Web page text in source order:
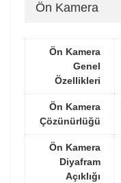
Ön Kamera
Ön Kamera
Genel
Özellikleri
Ön Kamera
Çözünürlüğü
Ön Kamera
Diyafram
Açıklığı